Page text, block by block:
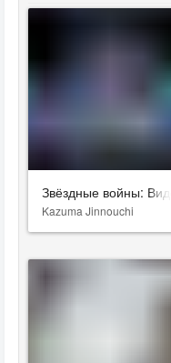
Звёздные войны:
Kazuma Jinnouchi